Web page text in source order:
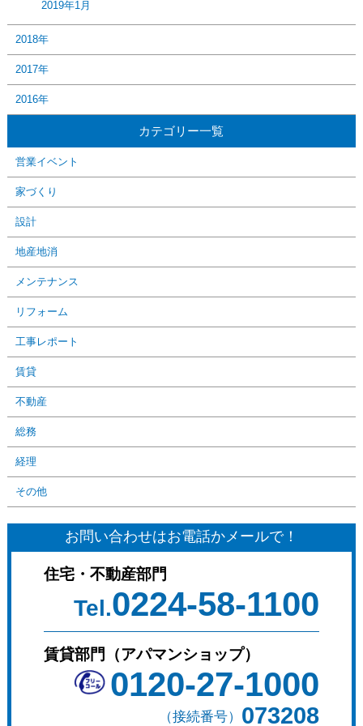
2019年1月
2018年
2017年
2016年
カテゴリー一覧
営業イベント
家づくり
設計
地産地消
メンテナンス
リフォーム
工事レポート
賃貸
不動産
総務
経理
その他
お問い合わせはお電話かメールで！
住宅・不動産部門
Tel.0224-58-1100
賃貸部門（アパマンショップ）
0120-27-1000
（接続番号） 073208